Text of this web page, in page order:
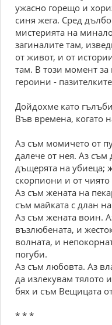
ужасно горещо и
синя жега. Сред
мистерията на
загиналите там,
от живот, и от
там. В този момент
героини -
Дойдохме като
Във времена, когато
Аз съм момичето от
далече от нея. Аз съм
дъщерята на убиеца;
скорпиони и от чиято
Аз съм жената на
съм майката с длан
Аз съм жената воин.
възлюбената, и
волната, и
погуби.
Аз съм любовта. Аз
да излекувам тялото
бях и съм Вещицата
* * *